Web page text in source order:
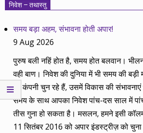
निवेश – तथास्तु
समय बड़ा अहम, संभावना होती अपार!
9 Aug 2026
पुरुष बली नहिं होत है, समय होत बलवान। भीलन
वही बाण। निवेश की दुनिया में भी समय की बड़ी
जो कंपनी चुन रहे हैं, उसमें विकास की संभावनाएं
समय के साथ आपका निवेश पांच-दस साल में
तीस गुना हो सकता है। मसलन, हमने इसी
11 सितंबर 2016 को अपार इंडस्ट्रीज़ को